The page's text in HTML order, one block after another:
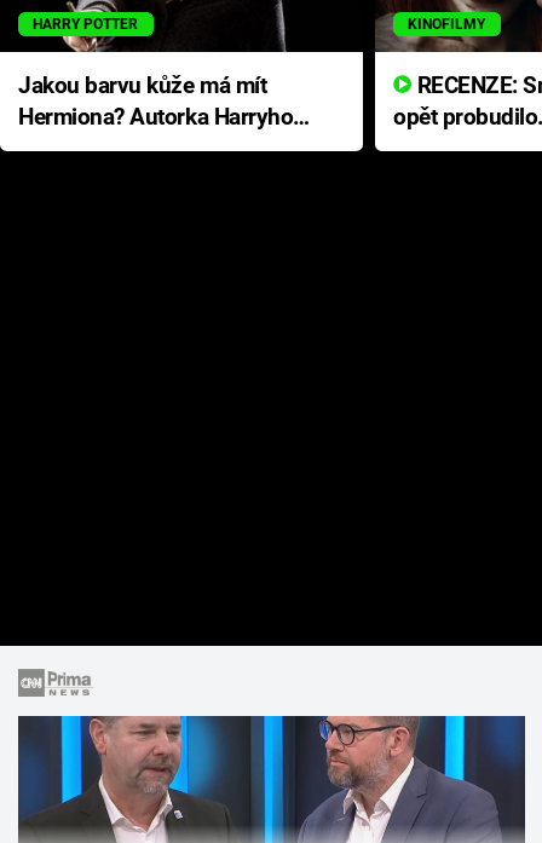
HARRY POTTER
Jakou barvu kůže má mít
Hermiona? Autorka Harryho
Pottera přišla s ráznou
KINOFILMY
opět
přichází s